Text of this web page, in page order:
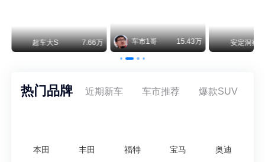
7.66万 车市1哥 15.43万 安定洞察 8.07万
热门品牌 近期新车 车市推荐 爆款SUV
本田 丰田 福特 宝马 奥迪